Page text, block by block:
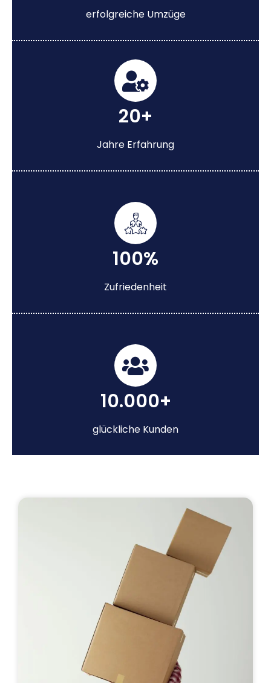
erfolgreiche Umzüge
20+
Jahre Erfahrung
100%
Zufriedenheit
10.000+
glückliche Kunden